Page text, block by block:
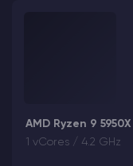
AMD Ryzen 9 5950X
1 vCores / 4.2 GHz